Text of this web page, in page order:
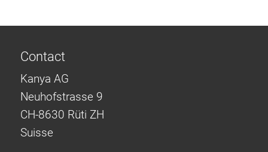
Contact
Kanya AG
Neuhofstrasse 9
CH-8630 Rüti ZH
Suisse